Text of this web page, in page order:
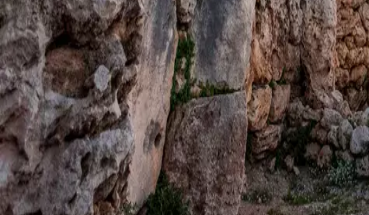
Agenda
Menorca
Guía
Tips
Español
Poblado talayótico de So na Caçana
...
Menorca Explorer
Cultura
Menorca Talayótica
Lugares de interés